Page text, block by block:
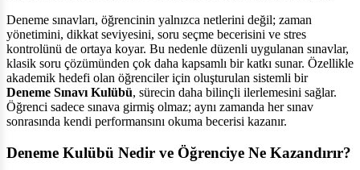
Deneme sınavları, öğrencinin yalnızca netlerini değil; zaman
yönetimini, dikkat seviyesini, soru seçme becerisini ve stres
kontrolünü de ortaya koyar. Bu nedenle düzenli uygulanan sınavlar,
klasik soru çözümünden çok daha kapsamlı bir katkı sunar. Özellikle
akademik hedefi olan öğrenciler için oluşturulan sistemli bir
Deneme Sınavı Kulübü, sürecin daha bilinçli ilerlemesini sağlar.
Öğrenci sadece sınava girmiş olmaz; aynı zamanda her sınav
sonrasında kendi performansını okuma becerisi kazanır.
Deneme Kulübü Nedir ve Öğrenciye Ne Kazandırır?